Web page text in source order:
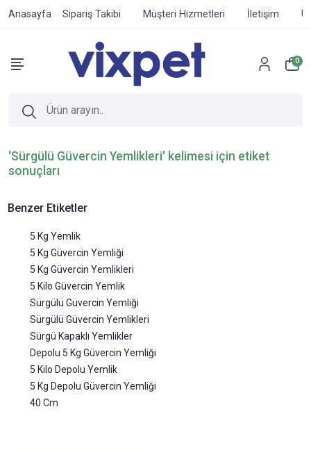
Anasayfa Sipariş Takibi Müşteri Hizmetleri İletişim
0
'Sürgülü Güvercin Yemlikleri' kelimesi için etiket
sonuçları
Benzer Etiketler
5 Kg Yemlik
5 Kg Güvercin Yemliği
5 Kg Güvercin Yemlikleri
5 Kilo Güvercin Yemlik
Sürgülü Güvercin Yemliği
Sürgülü Güvercin Yemlikleri
Sürgü Kapaklı Yemlikler
Depolu 5 Kg Güvercin Yemliği
5 Kilo Depolu Yemlik
5 Kg Depolu Güvercin Yemliği
40 Cm